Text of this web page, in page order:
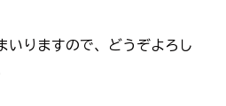
いりますので、どうぞよろし